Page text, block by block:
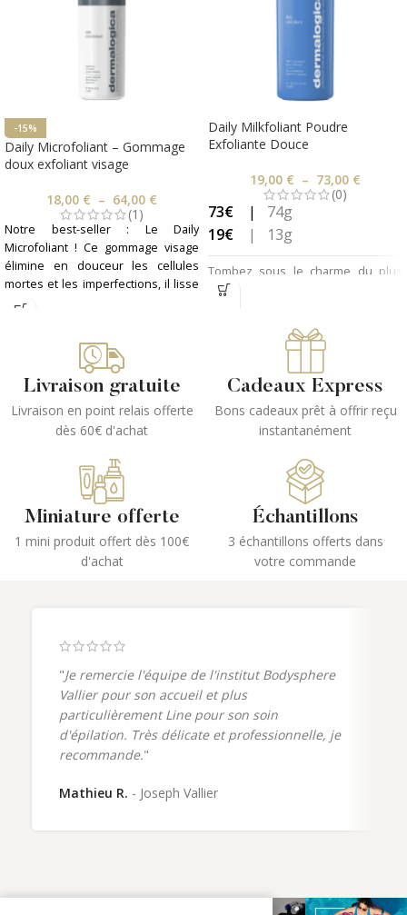
-15%
Daily Microfoliant – Gommage
doux exfoliant visage
18,00 € – 64,00 €
(1)
Notre best-seller : Le Daily
Microfoliant ! Ce gommage visage
élimine en douceur les cellules
mortes et les imperfections, il lisse
le grain de peau et illumine le teint.
! En plus, il est vegan et cruelty free
Pour tous les types de peaux, idéal
pour le teint terne et les pores
Daily Milkfoliant Poudre
Exfoliante Douce
19,00 € – 73,00 €
(0)
73€ | 74g
19€
| 13g
Tombez sous le charme du plus
doux des exfoliants en poudre
Pour une peau lisse, hydratée et
apaisée gr ce à ses actifs calmants
barrière d'hydratation de la peau.
Pour tous les types de peaux, idéal
pour les peaux sensibles
Livraison gratuite
Livraison en point relais offerte
dès 60€ d'achat
Cadeaux Express
Bons cadeaux prêt à offrir reçu
instantanément
Miniature offerte
1 mini produit offert dès 100€
d'achat
Échantillons
3 échantillons offerts dans
votre commande
"Je remercie l'équipe de l'institut Bodysphere
Vallier pour son accueil et plus
particulièrement Line pour son soin
d'épilation. Très délicate et professionnelle, je
recommande."
Mathieu R. Joseph Vallier